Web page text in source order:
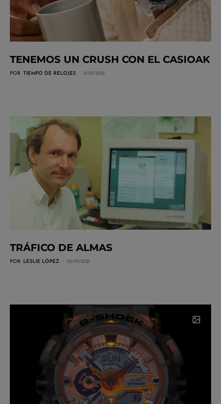
TENEMOS UN CRUSH CON EL CASIOAK
POR TIEMPO DE RELOJES 11/25/2021
TRÁFICO DE ALMAS
POR LESLIE LÓPEZ 05/10/2021